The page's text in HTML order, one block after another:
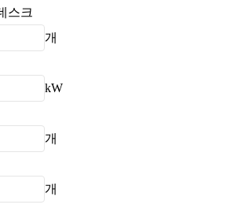
스크
개
kW
개
개